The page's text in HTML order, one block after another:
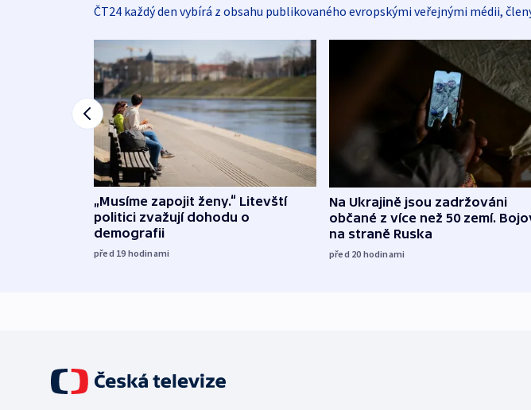
ČT24 každý den vybírá z obsahu publikovaného evropskými veřejnými médii,
„Musíme zapojit ženy.“ Litevští
politici zvažují dohodu o
demografii
před 19 hodinami
Na Ukrajině jsou zadržováni
občané z více než 50 zemí.
na straně Ruska
před 20 hodinami